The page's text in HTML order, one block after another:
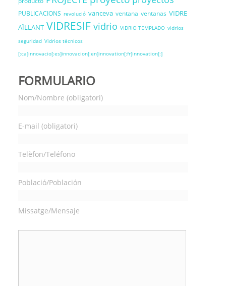
PUBLICACIONS revolució vanceva ventana ventanas VIDRE
AÏLLANT VIDRESIF vidrio VIDRIO TEMPLADO vidrios
seguridad Vidrios técnicos
[:ca]innovacio[:es]innovacion[:en]innovation[:fr]innovation[:]
FORMULARIO
Nom/Nombre (obligatori)
E-mail (obligatori)
Telèfon/Teléfono
Població/Población
Missatge/Mensaje